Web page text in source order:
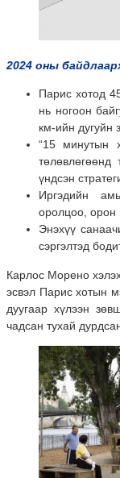
2024 оны
Парис хотод
нь ногоон
км-ийн дугуйн
“15 минутын
төлөвлөгөөнд
үндсэн
Иргэдийн
оролцоо, орон
Энэхүү
сэргэлтэд
Карлос Морено
эсвэл Парис хотын
дуугаар хүлээн
чадсан тухай